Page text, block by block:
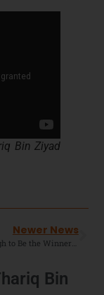
Bin Ziyad
Newer News
A Breakthrough to Be the Winner in The Competitive Era
Bin